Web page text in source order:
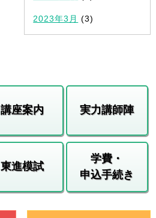
2023年3月 (3)
講座案内 実力講師陣
東進模試
学費・
申込手続き